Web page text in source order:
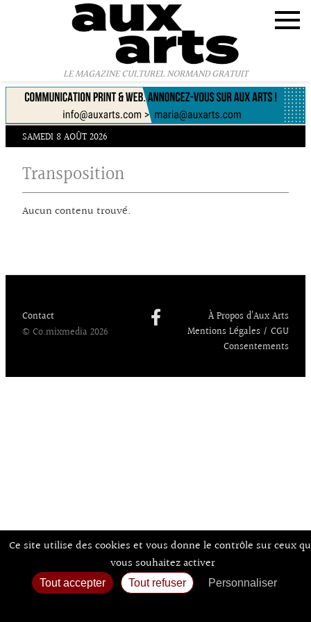
LE MAGAZINE CULTUREL NORMAND GRATUIT
SAMEDI 8 AOÛT 2026
Transposition
Aucun contenu trouvé.
Contact
© Co.mixmedia 2026
À Propos d’Aux Arts
Mentions Légales / CGU
Consentements
Panneau de gestion des cookies
Ce site utilise des cookies et vous donne le contrôle sur ceux
vous souhaitez activer
Tout accepter Tout refuser
Personnaliser